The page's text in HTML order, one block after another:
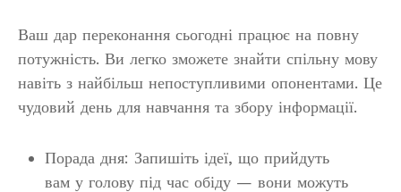
Ваш дар переконання сьогодні працює на повну
потужність. Ви легко зможете знайти спільну мову
навіть з найбільш непоступливими опонентами. Це
чудовий день для навчання та збору інформації.
Порада дня: Запишіть ідеї, що прийдуть
вам у голову під час обіду — вони можуть